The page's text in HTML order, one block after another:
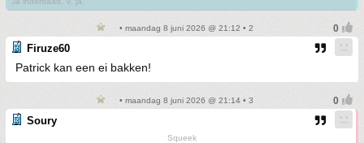
• maandag 8 juni 2026 @ 21:12 • 2
Firuze60
Patrick kan een ei bakken!
• maandag 8 juni 2026 @ 21:14 • 3
Soury
Squeek